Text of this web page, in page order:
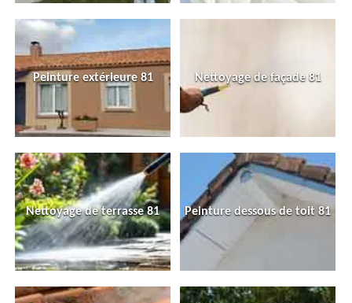
Peinture extérieure 81 Nettoyage de façade 81
Nettoyage de terrasse 81 Peinture dessous de toit 81